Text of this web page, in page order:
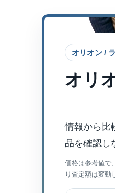
オリオン /
オリ
情報から比
品を確認し
価格は参考値で
り査定額は変動